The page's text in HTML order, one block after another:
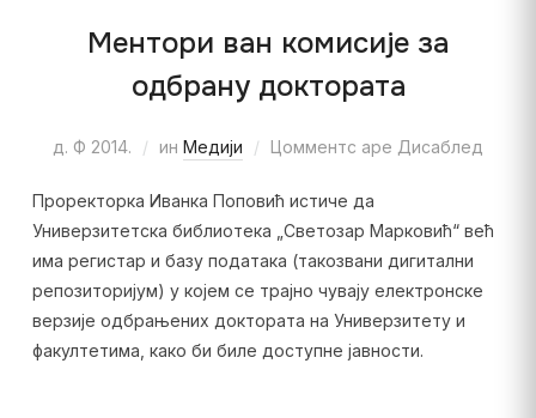
Ментори ван комисије за
одбрану доктората
д. Ф 2014. ин Медији Цомментс аре Дисаблед
Проректорка Иванка Поповић истиче да
Универзитетска библиотека „Светозар Марковић“ већ
има регистар и базу података (такозвани дигитални
репозиторијум) у којем се трајно чувају електронске
верзије одбрањених доктората на Универзитету и
факултетима, како би биле доступне јавности.